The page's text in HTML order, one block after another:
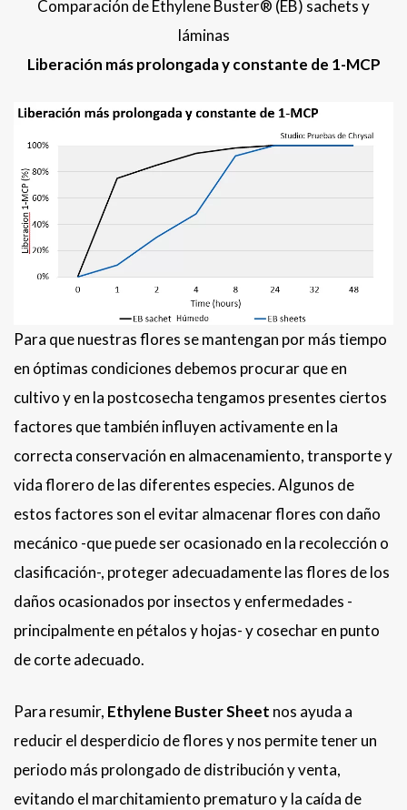
Comparación de Ethylene Buster® (EB) sachets y
láminas
Liberación más prolongada y constante de 1-MCP
Para que nuestras flores se mantengan por más tiempo
en óptimas condiciones debemos procurar que en
cultivo y en la postcosecha tengamos presentes ciertos
factores que también influyen activamente en la
correcta conservación en almacenamiento, transporte y
vida florero de las diferentes especies. Algunos de
estos factores son el evitar almacenar flores con daño
mecánico -que puede ser ocasionado en la recolección o
clasificación-, proteger adecuadamente las flores de los
daños ocasionados por insectos y enfermedades -
principalmente en pétalos y hojas- y cosechar en punto
de corte adecuado.
Para resumir, Ethylene Buster Sheet nos ayuda a
reducir el desperdicio de flores y nos permite tener un
periodo más prolongado de distribución y venta,
evitando el marchitamiento prematuro y la caída de